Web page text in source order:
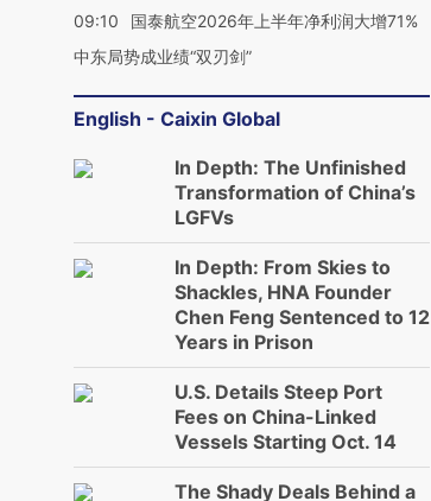
09:10
国泰航空2026年上半年净利润大增71%
中东局势成业绩“双刃剑”
English - Caixin Global
In Depth: The Unfinished
Transformation of China’s
LGFVs
In Depth: From Skies to
Shackles, HNA Founder
Chen Feng Sentenced to 12
Years in Prison
U.S. Details Steep Port
Fees on China-Linked
Vessels Starting Oct. 14
The Shady Deals Behind a